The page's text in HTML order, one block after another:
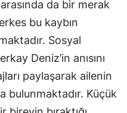
da bir merak
bu kaybın
Sosyal
Deniz’in anısını
paylaşarak ailenin
bulunmaktadır. Küçük